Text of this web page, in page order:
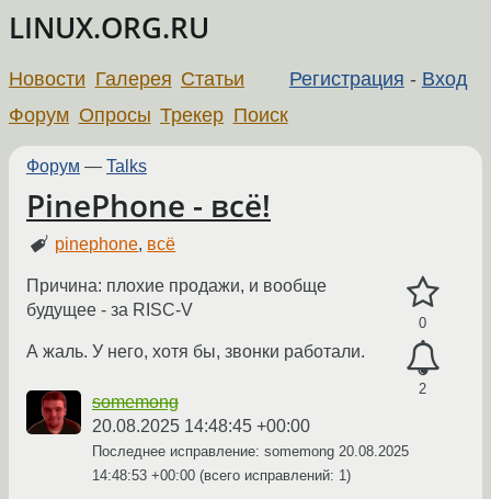
LINUX.ORG.RU
Регистрация - Вход
Новости Галерея Статьи
Форум Опросы Трекер Поиск
Форум — Talks
PinePhone - всё!
pinephone, всё
0
2
Причина: плохие продажи, и вообще
будущее - за RISC-V
А жаль. У него, хотя бы, звонки работали.
somemong
20.08.2025 14:48:45 +00:00
Последнее исправление: somemong 20.08.2025
14:48:53 +00:00 (всего исправлений: 1)